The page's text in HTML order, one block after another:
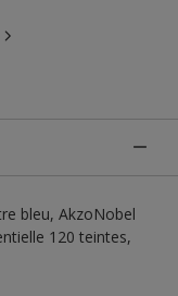
bleu, AkzoNobel
120 teintes,